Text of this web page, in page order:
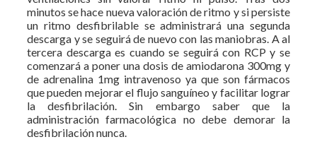
minutos se hace nueva valoración de ritmo y si persiste
un ritmo desfibrilable se administrará una segunda
descarga y se seguirá de nuevo con las maniobras. A al
tercera descarga es cuando se seguirá con RCP y se
comenzará a poner una dosis de amiodarona 300mg y
de adrenalina 1mg intravenoso ya que son fármacos
que pueden mejorar el flujo sanguíneo y facilitar lograr
la desfibrilación. Sin embargo saber que la
administración farmacológica no debe demorar la
desfibrilación nunca.